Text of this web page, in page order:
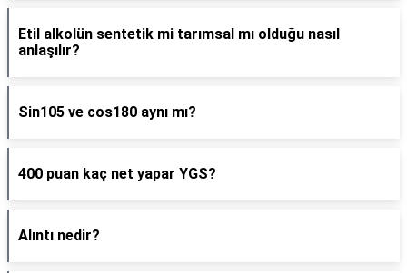
Etil alkolün sentetik mi tarımsal mı olduğu nasıl
anlaşılır?
Sin105 ve cos180 aynı mı?
400 puan kaç net yapar YGS?
Alıntı nedir?